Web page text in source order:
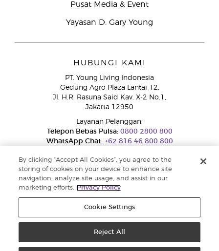
Pusat Media & Event
Yayasan D. Gary Young
HUBUNGI KAMI
PT. Young Living Indonesia
Gedung Agro Plaza Lantai 12,
Jl. H.R. Rasuna Said Kav. X-2 No.1,
Jakarta 12950
Layanan Pelanggan:
Telepon Bebas Pulsa:0800 2800 800
WhatsApp Chat:+62 816 46 800 800
Layanan Pengaduan Konsumen
Direktorat Jenderal Perlindungan Konsumen dan Tertib Niaga
Kementerian Perdagangan RI.
Nomor WhatsApp Ditjen PTKN 0853-1111-1010
By clicking “Accept All Cookies”, you agree to the
storing of cookies on your device to enhance site
navigation, analyze site usage, and assist in our
marketing efforts.
Privacy Policy
Cookie Settings
Reject All